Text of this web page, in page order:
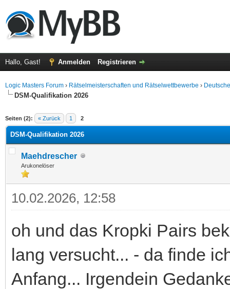
Hallo, Gast! Anmelden Registrieren
Logic Masters Forum › Rätselmeisterschaften und Rätselwettbewerbe ›
DSM-Qualifikation 2026
Seiten (2): « Zurück 1 2
Durchschnitt
DSM-Qualifikation 2026
Maehdrescher
Arukonelöser
10.02.2026, 12:58
oh und das Kropki Pairs
lang versucht... - da finde
Anfang... Irgendein